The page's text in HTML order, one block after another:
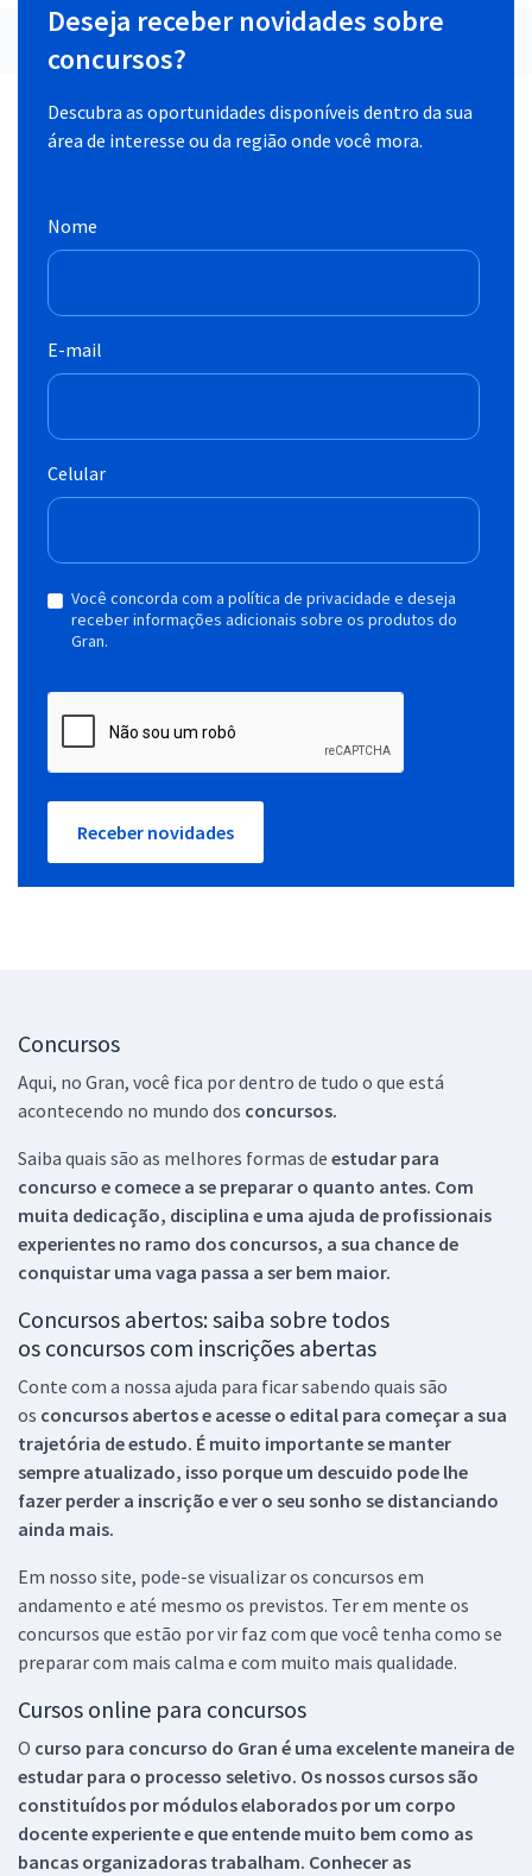
Deseja receber novidades sobre
concursos?
Descubra as oportunidades disponíveis dentro da sua
área de interesse ou da região onde você mora.
Nome
E-mail
Celular
Você concorda com a política de privacidade e deseja
receber informações adicionais sobre os produtos do
Gran.
Receber novidades
Concursos
Aqui, no Gran, você fica por dentro de tudo o que está
acontecendo no mundo dos concursos.
Saiba quais são as melhores formas de estudar para
concurso e comece a se preparar o quanto antes. Com
muita dedicação, disciplina e uma ajuda de profissionais
experientes no ramo dos concursos, a sua chance de
conquistar uma vaga passa a ser bem maior.
Concursos abertos: saiba sobre todos
os concursos com inscrições abertas
Conte com a nossa ajuda para ficar sabendo quais são
os concursos abertos e acesse o edital para começar a sua
trajetória de estudo. É muito importante se manter
sempre atualizado, isso porque um descuido pode lhe
fazer perder a inscrição e ver o seu sonho se distanciando
ainda mais.
Em nosso site, pode-se visualizar os concursos em
andamento e até mesmo os previstos. Ter em mente os
concursos que estão por vir faz com que você tenha como se
preparar com mais calma e com muito mais qualidade.
Cursos online para concursos
O curso para concurso do Gran é uma excelente maneira de
estudar para o processo seletivo. Os nossos cursos são
constituídos por módulos elaborados por um corpo
docente experiente e que entende muito bem como as
bancas organizadoras trabalham. Conhecer as